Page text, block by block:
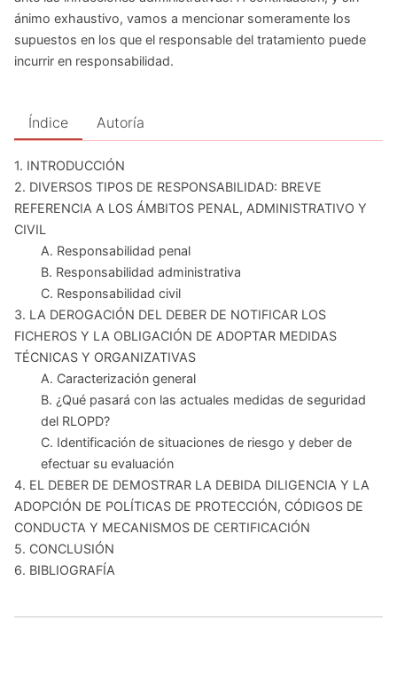
ánimo exhaustivo, vamos a mencionar someramente los
supuestos en los que el responsable del tratamiento puede
incurrir en responsabilidad.
Índice Autoría
1. INTRODUCCIÓN
2. DIVERSOS TIPOS DE RESPONSABILIDAD: BREVE
REFERENCIA A LOS ÁMBITOS PENAL, ADMINISTRATIVO Y
CIVIL
A. Responsabilidad penal
B. Responsabilidad administrativa
C. Responsabilidad civil
3. LA DEROGACIÓN DEL DEBER DE NOTIFICAR LOS
FICHEROS Y LA OBLIGACIÓN DE ADOPTAR MEDIDAS
TÉCNICAS Y ORGANIZATIVAS
A. Caracterización general
B. ¿Qué pasará con las actuales medidas de seguridad
del RLOPD?
C. Identificación de situaciones de riesgo y deber de
efectuar su evaluación
4. EL DEBER DE DEMOSTRAR LA DEBIDA DILIGENCIA Y LA
ADOPCIÓN DE POLÍTICAS DE PROTECCIÓN, CÓDIGOS DE
CONDUCTA Y MECANISMOS DE CERTIFICACIÓN
5. CONCLUSIÓN
6. BIBLIOGRAFÍA